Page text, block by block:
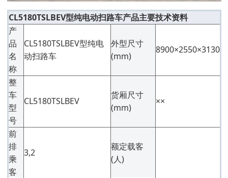
CL5180TSLBEV型纯电动扫路车产品主要技术资料
产
品
名
称
CL5180TSLBEV型纯电
动扫路车
外型尺寸
(mm)
8900×2550×3130
整
车
型
号
CL5180TSLBEV
货厢尺寸
(mm)
××
前
排
乘
客
3,2
额定载客
(人)